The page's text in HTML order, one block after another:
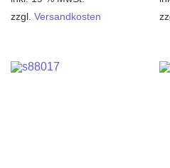
zzgl. Versandkosten